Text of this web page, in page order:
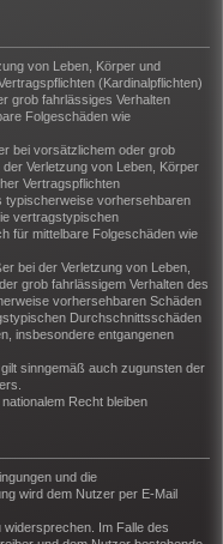
von Leben, Körper und
(Kardinalpflichten)
grob fahrlässiges Verhalten
Folgeschäden wie
bei vorsätzlichem oder grob
Verletzung von Leben, Körper
Vertragspflichten
typischerweise vorhersehbaren
vertragstypischen
für mittelbare Folgeschäden wie
bei der Verletzung von Leben,
grob fahrlässigem Verhalten des
vorhersehbaren Schäden
Durchschnittsschäden
insbesondere entgangenen
sinngemäß auch zugunsten der
Recht bleiben
und die
wird dem Nutzer per E-Mail
Im Falle des